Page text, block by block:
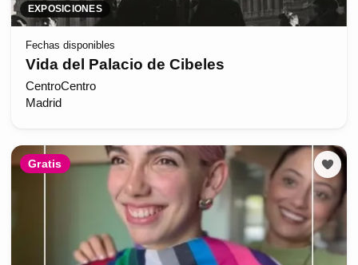
EXPOSICIONES
Fechas disponibles
Vida del Palacio de Cibeles
CentroCentro
Madrid
Gratis